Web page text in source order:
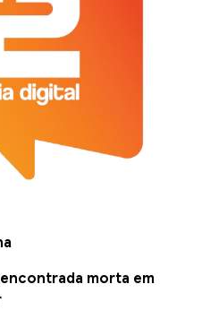
morta em